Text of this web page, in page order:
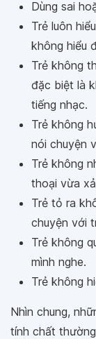
Dùng sai
Trẻ luôn
không hiểu
Trẻ không
đặc biệt là
tiếng nhạc.
Trẻ không
nói chuyện
Trẻ không
thoại vừa
Trẻ tỏ ra
chuyện với
Trẻ không
mình nghe.
Trẻ không
Nhìn chung,
tính chất